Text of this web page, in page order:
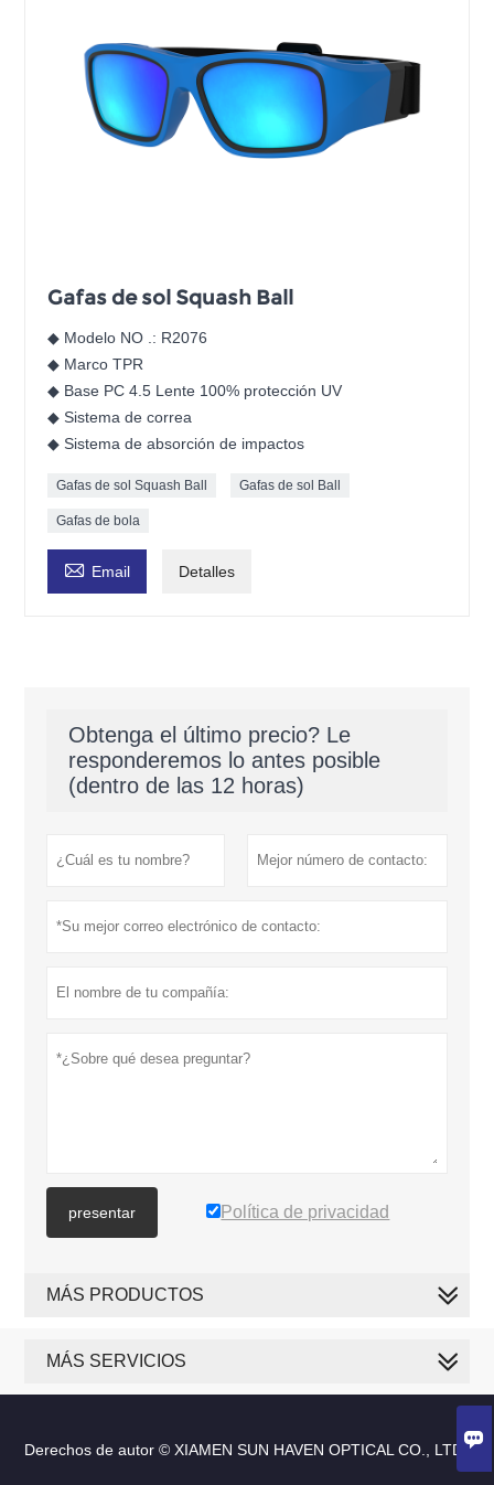

Gafas de sol Squash Ball
◆ Modelo NO .: R2076
◆ Marco TPR
◆ Base PC 4.5 Lente 100% protección UV
◆ Sistema de correa
◆ Sistema de absorción de impactos
Gafas de sol Squash Ball Gafas de sol Ball
Gafas de bola
 Email Detalles
Obtenga el último precio? Le
responderemos lo antes posible
(dentro de las 12 horas)
presentar Política de privacidad
MÁS PRODUCTOS
MÁS SERVICIOS
Derechos de autor © XIAMEN SUN HAVEN OPTICAL CO., LTD.